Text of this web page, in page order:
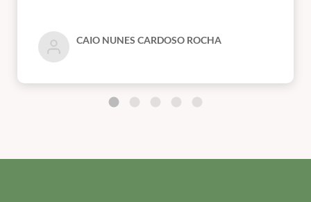
CAIO NUNES CARDOSO ROCHA